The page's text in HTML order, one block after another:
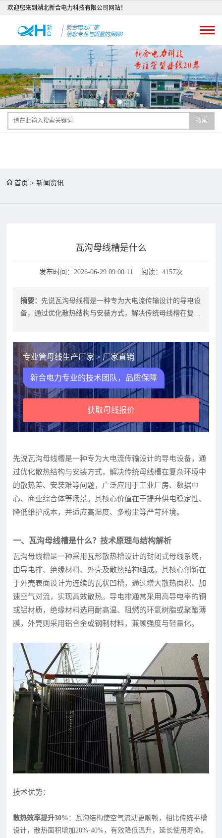
欢迎您来到湖北新合电力科技有限公司网站！
搜索
首页 >新闻资讯
瓦沟母线槽是什么
发布时间：2026-06-29 09:00:11 阅读：4157次
摘要：先说瓦沟母线槽是一种专为大电流传输设计的导电设
备，通过优化散热结构与安装方式，解决传统母线槽在复杂
专业管母线生产厂家 > 厂家直销
新合电力专业的技术团队，品质保障
获取母线报价
先说瓦沟母线槽是一种专为大电流传输设计的导电设备，通
过优化散热结构与安装方式，解决传统母线槽在复杂环境中
的散热差、安装难等问题，广泛应用于工业厂房、数据中
心、商业综合体等场景。其核心价值在于提升供电稳定性、
降低维护成本，并适应高湿度、多粉尘等严苛环境。
一、瓦沟母线槽是什么？技术原理与结构解析
瓦沟母线槽是一种采用瓦形散热槽设计的封闭式母线系统，
由导电排、绝缘材料、外壳及散热结构组成。其核心创新在
于外壳表面设计为连续的瓦状凹槽，通过增大散热面积、加
速空气对流，实现高效散热。导电排通常采用高导电率的铜
或铝材质，绝缘材料选用耐高温、阻燃的环氧树脂或聚酯薄
膜，外壳则采用铝合金或钢制材料，兼顾强度与轻量化。
技术优势：
散热效率提升30% ：瓦沟结构使空气流动更顺畅，相比传统平槽
设计，散热面积增加20%-40%，有效降低温升，延长使用寿命。